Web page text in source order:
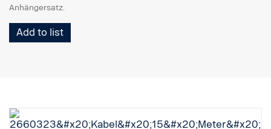
Anhängersatz.
Add to list